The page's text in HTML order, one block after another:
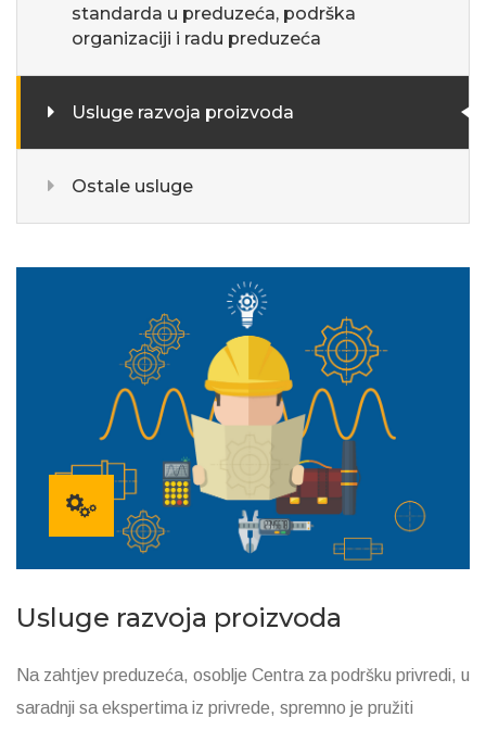
standarda u preduzeća, podrška
organizaciji i radu preduzeća
Usluge razvoja proizvoda
Ostale usluge
Usluge razvoja proizvoda
Na zahtjev preduzeća, osoblje Centra za podršku privredi, u
saradnji sa ekspertima iz privrede, spremno je pružiti